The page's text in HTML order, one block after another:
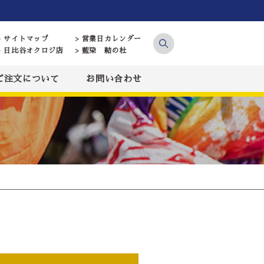
サイトマップ
> 営業日カレンダー
日比谷オクロジ店
> 藍染 結の杜
注文について お問い合わせ